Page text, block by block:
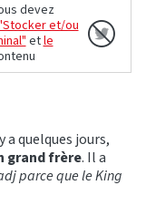
devez
et/ou
etle
a quelques jours,
grand frère. Il a
parce que le King